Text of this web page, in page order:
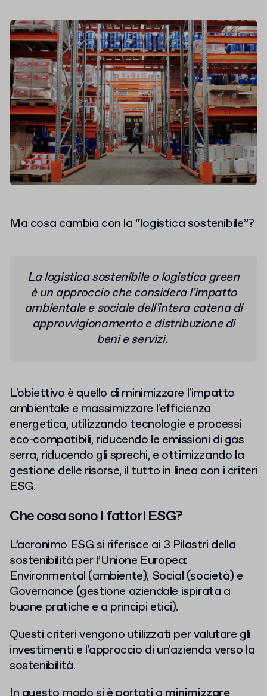
Ma cosa cambia con la “logistica sostenibile”?
La logistica sostenibile o logistica green
è un approccio che considera l'impatto
ambientale e sociale dell'intera catena di
approvvigionamento e distribuzione di
beni e servizi.
L'obiettivo è quello di minimizzare l'impatto
ambientale e massimizzare l'efficienza
energetica, utilizzando tecnologie e processi
eco-compatibili, riducendo le emissioni di gas
serra, riducendo gli sprechi, e ottimizzando la
gestione delle risorse, il tutto in linea con i criteri
ESG.
Che cosa sono i fattori ESG?
L’acronimo ESG si riferisce ai 3 Pilastri della
sostenibilità per l’Unione Europea:
Environmental (ambiente), Social (società) e
Governance (gestione aziendale ispirata a
buone pratiche e a principi etici).
Questi criteri vengono utilizzati per valutare gli
investimenti e l'approccio di un'azienda verso la
sostenibilità.